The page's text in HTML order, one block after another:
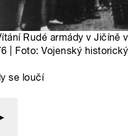
Rudé armády v Jičíně
| Foto: Vojenský
se loučí